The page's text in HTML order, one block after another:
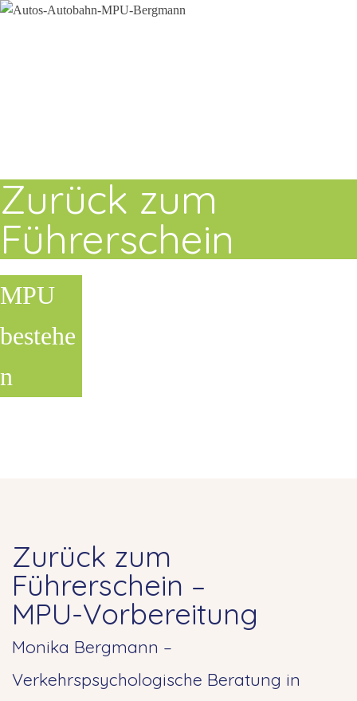
Zurück zum
Führerschein
MPU
bestehe
n
Zurück zum
Führerschein –
MPU-Vorbereitung
Monika Bergmann –
Verkehrspsychologische Beratung in